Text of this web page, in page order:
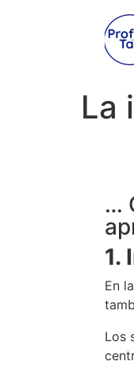
La
…
1.
En
Los